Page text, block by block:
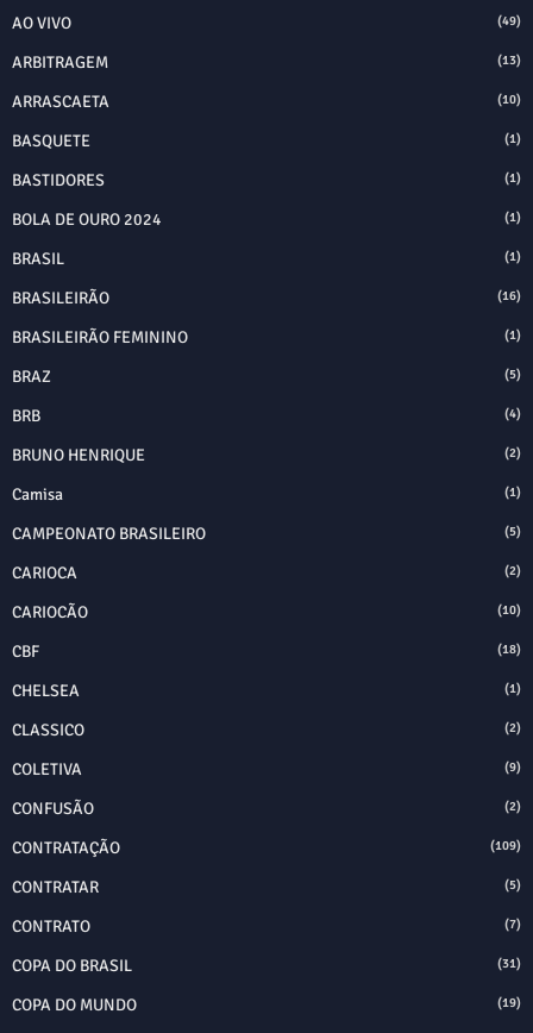
AO VIVO (49)
ARBITRAGEM (13)
ARRASCAETA (10)
BASQUETE (1)
BASTIDORES (1)
BOLA DE OURO 2024 (1)
BRASIL (1)
BRASILEIRÃO (16)
BRASILEIRÃO FEMININO (1)
BRAZ (5)
BRB (4)
BRUNO HENRIQUE (2)
Camisa (1)
CAMPEONATO BRASILEIRO (5)
CARIOCA (2)
CARIOCÃO (10)
CBF (18)
CHELSEA (1)
CLASSICO (2)
COLETIVA (9)
CONFUSÃO (2)
CONTRATAÇÃO (109)
CONTRATAR (5)
CONTRATO (7)
COPA DO BRASIL (31)
COPA DO MUNDO (19)